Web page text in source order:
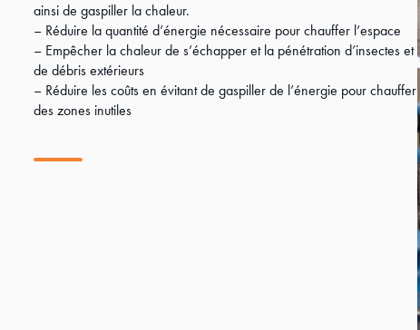
ainsi de gaspiller la chaleur.
– Réduire la quantité d’énergie nécessaire pour chauffer l’espace
– Empêcher la chaleur de s’échapper et la pénétration d’insectes et
de débris extérieurs
– Réduire les coûts en évitant de gaspiller de l’énergie pour chauffer
des zones inutiles